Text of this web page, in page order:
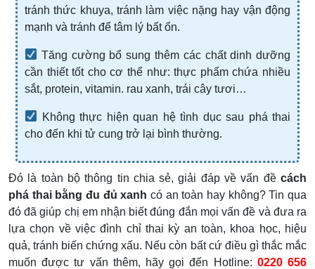
tránh thức khuya, tránh làm việc nặng hay vận động
mạnh và tránh để tâm lý bất ổn.
Tăng cường bổ sung thêm các chất dinh dưỡng
cần thiết tốt cho cơ thể như: thực phẩm chứa nhiều
sắt, protein, vitamin. rau xanh, trái cây tươi…
Không thực hiện quan hệ tình dục sau phá thai
cho đến khi tử cung trở lại bình thường.
Đó là toàn bộ thông tin chia sẻ, giải đáp về vấn đề cách
phá thai bằng đu đủ xanh có an toàn hay không? Tin qua
đó đã giúp chị em nhận biết đúng đắn mọi vấn đề và đưa ra
lựa chọn về việc đình chỉ thai kỳ an toàn, khoa học, hiệu
quả, tránh biến chứng xấu. Nếu còn bất cứ điều gì thắc mắc
muốn được tư vấn thêm, hãy gọi đến Hotline: 0220 656